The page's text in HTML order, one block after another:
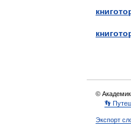
©
👣
Экспорт